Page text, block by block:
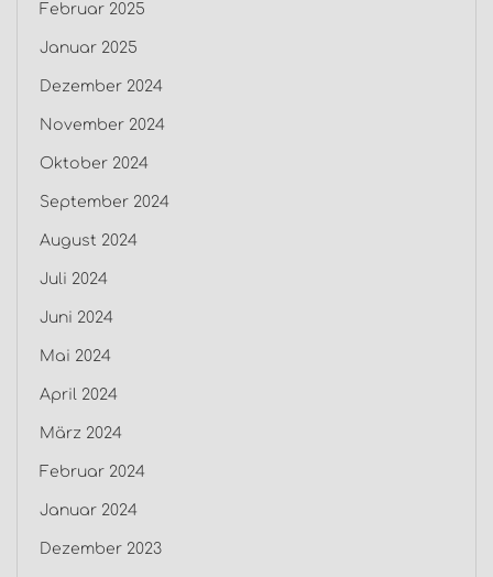
Februar 2025
Januar 2025
Dezember 2024
November 2024
Oktober 2024
September 2024
August 2024
Juli 2024
Juni 2024
Mai 2024
April 2024
März 2024
Februar 2024
Januar 2024
Dezember 2023